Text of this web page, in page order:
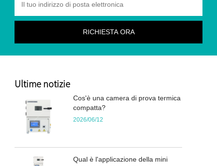
Ultime notizie
Cos'è una camera di prova termica
compatta?
2026/06/12
Qual è l'applicazione della mini